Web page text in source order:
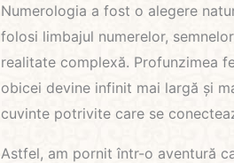
Numerologia a fost o alegere
folosi limbajul numerelor,
realitate complexă. Profunzimea
obicei devine infinit mai largă și
cuvinte potrivite care se
Astfel, am pornit într-o aventură